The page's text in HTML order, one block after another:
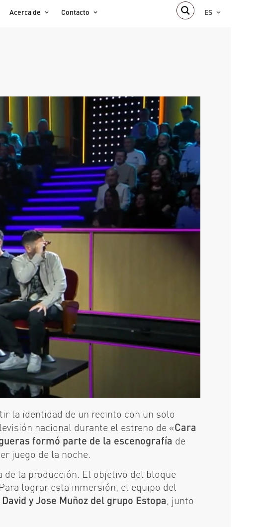
Acerca de Contacto ES
la identidad de un recinto con un solo
nacional durante el estreno de «Cara
formó parte de la escenografía de
juego de la noche.
la producción. El objetivo del bloque
lograr esta inmersión, el equipo del
David y Jose Muñoz del grupo Estopa, junto